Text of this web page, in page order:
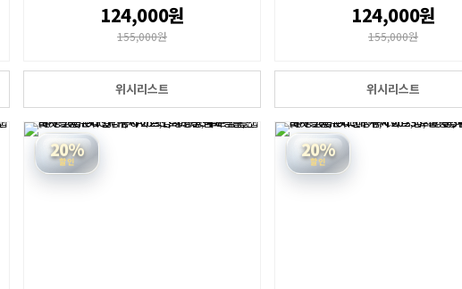
124,000원
155,000원
위시리스트
124,000원
155,000원
위시리스트
20%
할인
20%
할인